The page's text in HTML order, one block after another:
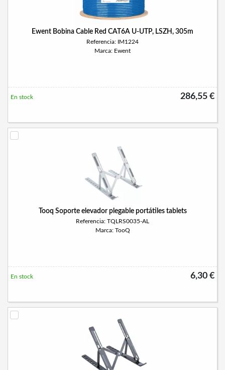
Ewent Bobina Cable Red CAT6A U-UTP, LSZH, 305m
Referencia: IM1224
Marca: Ewent
286,55 €
En stock
Tooq Soporte elevador plegable portátiles tablets
Referencia: TQLRS0035-AL
Marca: TooQ
6,30 €
En stock